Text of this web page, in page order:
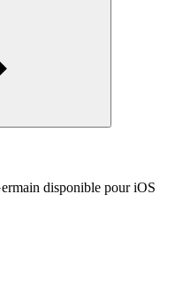
disponible pour iOS